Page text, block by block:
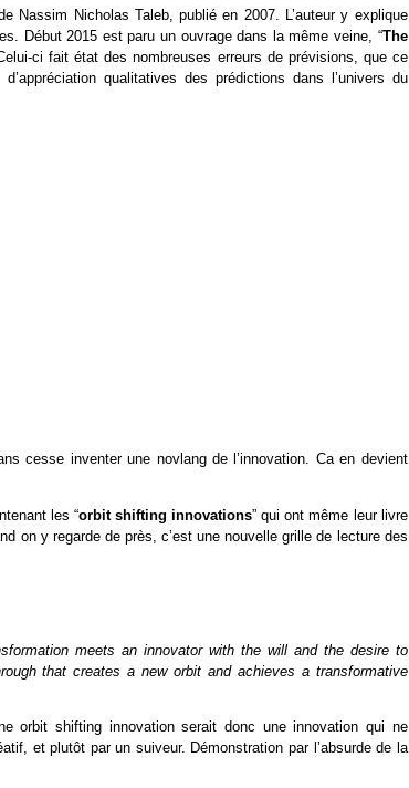
Nassim Nicholas Taleb, publié en 2007. L’auteur y explique
Début 2015 est paru un ouvrage dans la même veine, “The
ci fait état des nombreuses erreurs de prévisions, que ce
qualitatives des prédictions dans l’univers du
cesse inventer une novlang de l’innovation. Ca en devient
les “orbit shifting innovations” qui ont même leur livre
on y regarde de près, c’est une nouvelle grille de lecture des
meets an innovator with the will and the desire to
that creates a new orbit and achieves a transformative
orbit shifting innovation serait donc une innovation qui ne
et plutôt par un suiveur. Démonstration par l’absurde de la